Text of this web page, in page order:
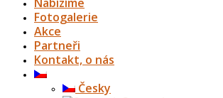
Fotogalerie
Akce
Partneři
Kontakt, o nás
Česky